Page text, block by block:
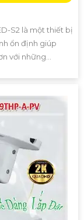
S2 là một thiết bị
ổn định giúp
với những...